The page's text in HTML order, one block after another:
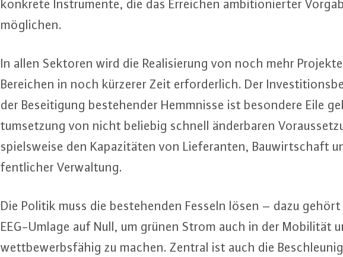
konkrete In­stru­men­te, die das Erreichen am­bi­tio­nier­ter
mög­li­chen.
In allen Sektoren wird die Rea­li­sie­rung von noch mehr
Bereichen in noch kürzerer Zeit er­for­der­lich. Der
der Be­sei­ti­gung be­ste­hen­der Hemmnisse ist besondere Eile
tum­set­zung von nicht beliebig schnell än­der­ba­ren
spiels­wei­se den Ka­pa­zi­tä­ten von Lie­fe­ran­ten, Bau­wirt­schaft
fent­li­cher Ver­wal­tung.
Die Politik muss die be­ste­hen­den Fesseln lösen – dazu gehört
EEG-Um­la­ge auf Null, um grünen Strom auch in der Mobilität
wett­be­werbs­fä­hig zu machen. Zentral ist auch die